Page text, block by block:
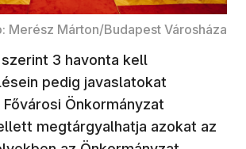
Merész Márton/Budapest Városháza
3 havonta kell
pedig javaslatokat
Önkormányzat
megtárgyalhatja azokat az